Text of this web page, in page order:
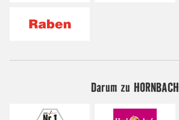
Darum zu HORNBACH